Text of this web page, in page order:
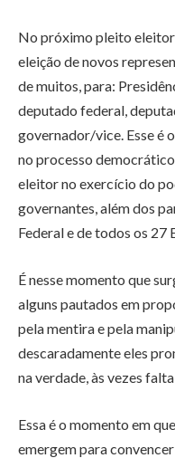
No próximo pleito
eleição de novos
de muitos, para:
deputado federal,
governador/vice. Esse é
no processo
eleitor no exercício do
governantes, além dos
Federal e de todos os 27
É nesse momento que
alguns pautados em
pela mentira e pela
descaradamente eles
na verdade, às vezes
Essa é o momento em
emergem para